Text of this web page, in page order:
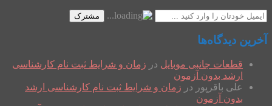
مشترک
آخرین دیدگاه‌ها
قطعات جانبی موبایل در زمان و شرایط ثبت نام کارشناسی
ارشد بدون آزمون
علی باقرپور در زمان و شرایط ثبت نام کارشناسی ارشد
بدون آزمون